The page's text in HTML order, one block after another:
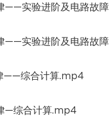
——实验进阶及电路故
——实验进阶及电路故
——综合计算.mp4
—综合计算.mp4